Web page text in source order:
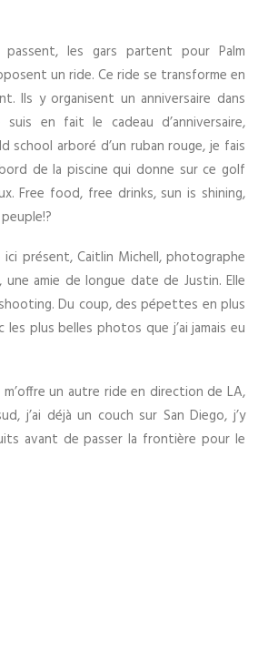
passent, les gars partent pour Palm
un ride. Ce ride se transforme en
Ils y organisent un anniversaire dans
en fait le cadeau d’anniversaire,
school arboré d’un ruban rouge, je fais
de la piscine qui donne sur ce golf
Free food, free drinks, sun is shining,
ici présent, Caitlin Michell, photographe
une amie de longue date de Justin. Elle
Du coup, des pépettes en plus
plus belles photos que j’ai jamais eu
m’offre un autre ride en direction de LA,
j’ai déjà un couch sur San Diego, j’y
avant de passer la frontière pour le